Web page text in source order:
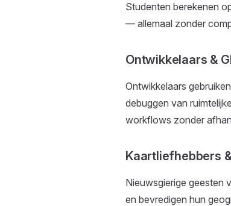
Studenten berekenen
— allemaal zonder
Ontwikkelaars &
Ontwikkelaars
debuggen van
workflows zonder
Kaartliefhebbers
Nieuwsgierige geesten
en bevredigen hun